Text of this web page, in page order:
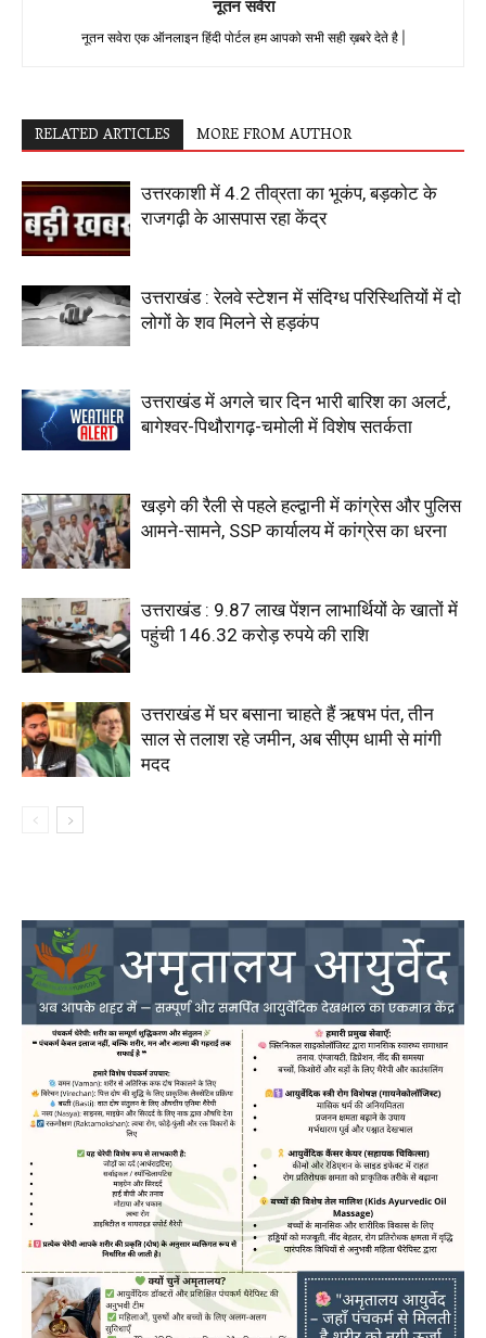
नूतन सवेरा
नूतन सवेरा एक ऑनलाइन हिंदी पोर्टल हम आपको सभी सही ख़बरे देते है |
RELATED ARTICLES MORE FROM AUTHOR
उत्तरकाशी में 4.2 तीव्रता का भूकंप, बड़कोट के
राजगढ़ी के आसपास रहा केंद्र
उत्तराखंड : रेलवे स्टेशन में संदिग्ध परिस्थितियों में दो
लोगों के शव मिलने से हड़कंप
उत्तराखंड में अगले चार दिन भारी बारिश का अलर्ट,
बागेश्वर-पिथौरागढ़-चमोली में विशेष सतर्कता
खड़गे की रैली से पहले हल्द्वानी में कांग्रेस और पुलिस
आमने-सामने, SSP कार्यालय में कांग्रेस का धरना
उत्तराखंड : 9.87 लाख पेंशन लाभार्थियों के खातों में
पहुंची 146.32 करोड़ रुपये की राशि
उत्तराखंड में घर बसाना चाहते हैं ऋषभ पंत, तीन
साल से तलाश रहे जमीन, अब सीएम धामी से मांगी
मदद